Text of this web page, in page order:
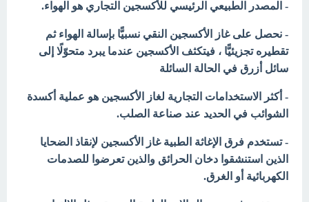
- المصدر الطبيعي الرئيسي للأكسجين التجاري هو الهواء.
- نحصل على غاز الأكسجين النقي نسبيًّا بإسالة الهواء ثم
تقطيره تجزيئيًّا ، فيتكثف الأكسجين عندما يبرد متحوّلًا إلى
سائل أزرق في الحالة السائلة
- أكثر الاستخدامات التجارية لغاز الأكسجين هو عملية أكسدة
الشوائب في الحديد عند صناعة الصلب.
- تستخدم فرق الإغاثة الطبية غاز الأكسجين لإنقاذ الضحايا
الذين استنشقوا دخان الحرائق والذين تعرضوا للصدمات
الكهربائية أو الغرق.